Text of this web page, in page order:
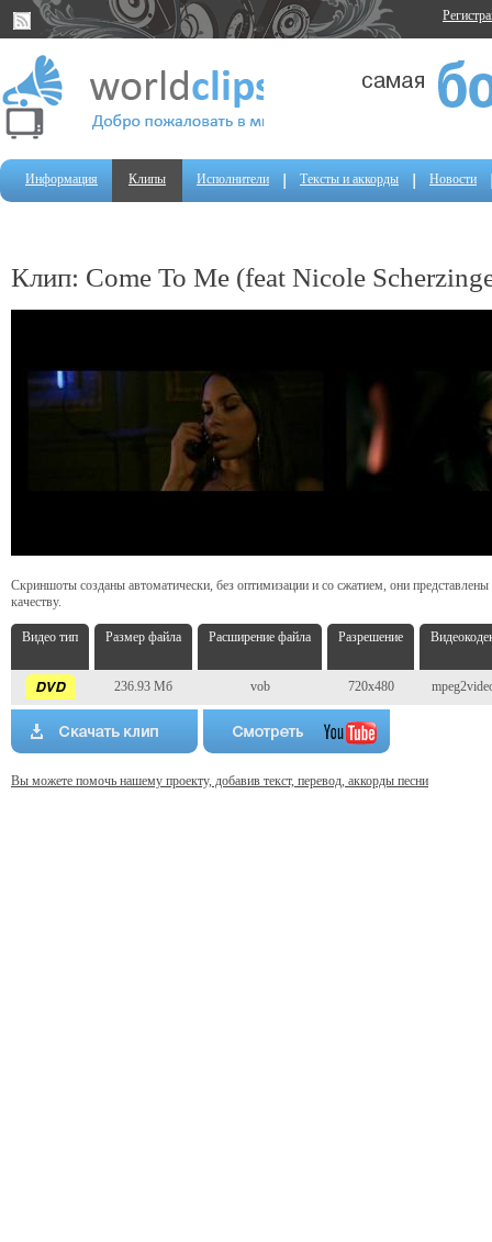
Информация Клипы Исполнители Тексты и аккорды Новости
Клип: Come To Me (feat Nicole
Скриншоты созданы автоматически, без оптимизации и со сжатием, они
качеству.
Видео тип Размер файла Расширение файла Разрешение
236.93 Мб vob 720x480
Вы можете помочь нашему проекту, добавив текст, перевод, аккорды песни